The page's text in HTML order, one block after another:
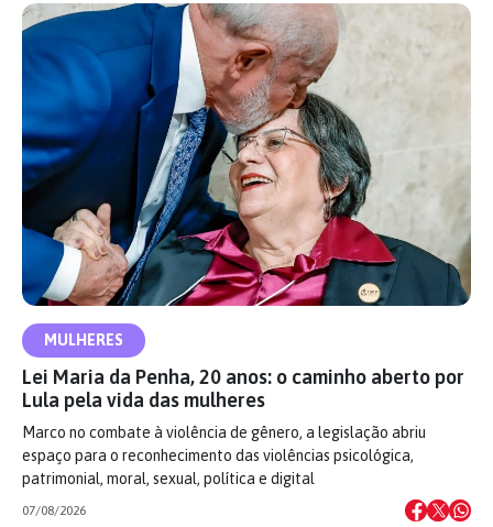
MULHERES
Lei Maria da Penha, 20 anos: o caminho aberto por
Lula pela vida das mulheres
Marco no combate à violência de gênero, a legislação abriu
espaço para o reconhecimento das violências psicológica,
patrimonial, moral, sexual, política e digital
07/08/2026